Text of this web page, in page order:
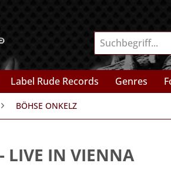
Label Rude Records Genres
BÖHSE ONKELZ
- LIVE IN VIENNA